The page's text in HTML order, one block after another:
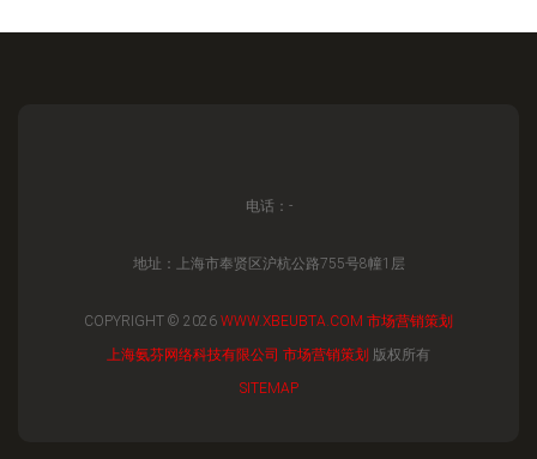
电话：-
地址：上海市奉贤区沪杭公路755号8幢1层
COPYRIGHT © 2026 WWW.XBEUBTA.COM 市场营销策划
上海氨芬网络科技有限公司 市场营销策划 版权所有
SITEMAP